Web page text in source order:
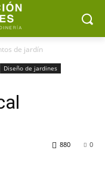
de jardín
Diseño de jardines
0
880